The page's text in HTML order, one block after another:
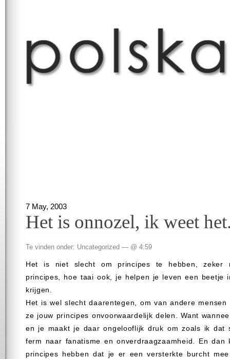
7 May, 2003
Het is onnozel, ik weet
Te vinden onder: Uncategorized — @ 4:59
Het is niet slecht om principes te hebben, zeker
principes, hoe taai ook, je helpen je leven een beetje
krijgen.
Het is wel slecht daarentegen, om van andere
ze jouw principes onvoorwaardelijk delen. Want
en je maakt je daar ongelooflijk druk om zoals ik dat
ferm naar fanatisme en onverdraagzaamheid. En dan
principes hebben dat je er een versterkte burcht